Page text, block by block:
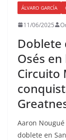
ÁLVARO GARCÍA
11/06/2025
Doblete
Osés
Circuito
Aaron Nougué
doblete en